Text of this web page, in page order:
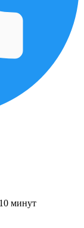
минут